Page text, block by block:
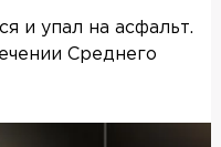
и упал на асфальт.
Среднего